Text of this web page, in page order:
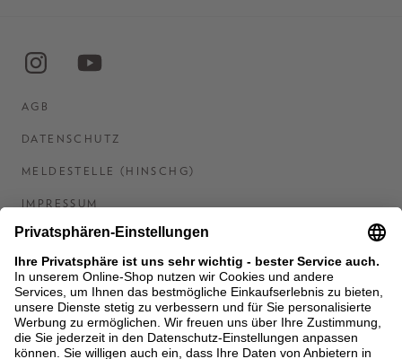
AGB
DATENSCHUTZ
MELDESTELLE (HINSCHG)
IMPRESSUM
BARRIEREFREIHEITSERKLÄRUNG
KONTAKT
COOKIES
MEN'S WORLD: BRAUN HAMBURG